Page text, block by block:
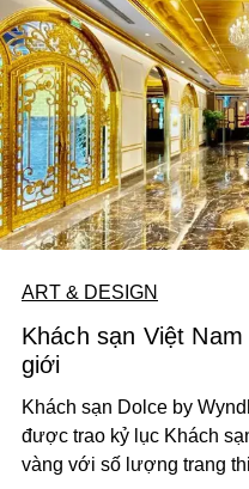
ART & DESIGN
Khách sạn Việt
giới
Khách sạn Dolce by
được trao kỷ lục Khách
vàng với số lượng trang